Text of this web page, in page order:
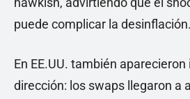
puede complicar la desinflación.
En EE.UU. también
dirección: los swaps llegaron a